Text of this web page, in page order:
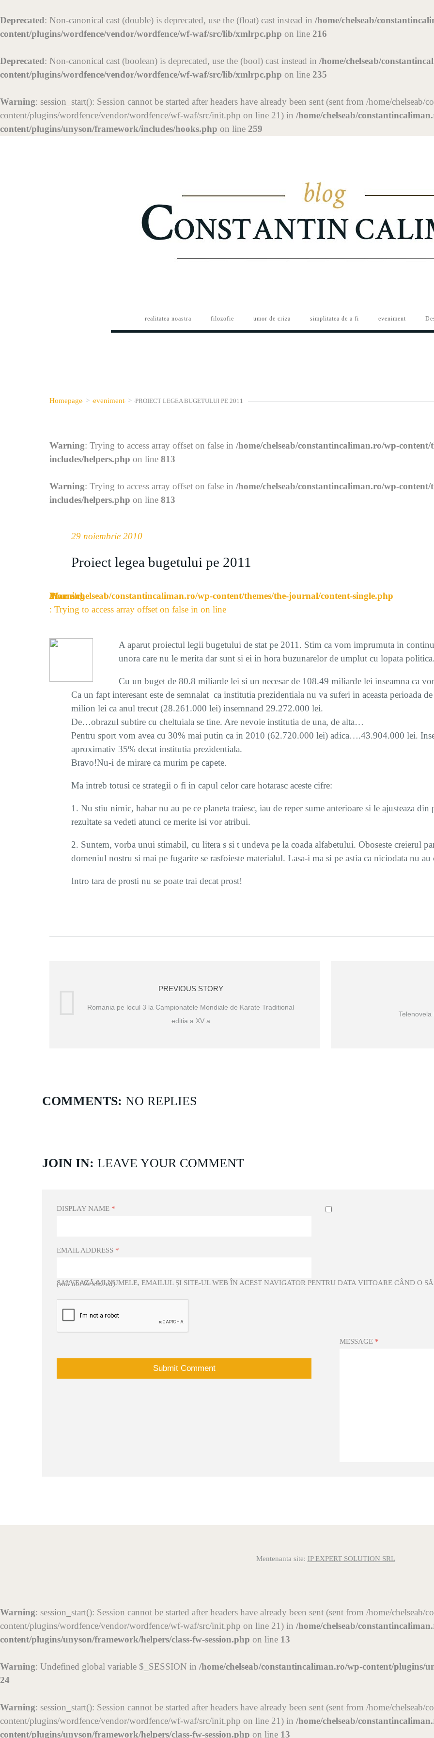
Deprecated: Non-canonical cast (double) is deprecated, use the (float) cast instead in /home/chelseab/
content/plugins/wordfence/vendor/wordfence/wf-waf/src/lib/xmlrpc.php on line 216
Deprecated: Non-canonical cast (boolean) is deprecated, use the (bool) cast instead in /home/chelseab/
content/plugins/wordfence/vendor/wordfence/wf-waf/src/lib/xmlrpc.php on line 235
Warning: session_start(): Session cannot be started after headers have already been sent (sent from /home/chelseab/
content/plugins/wordfence/vendor/wordfence/wf-waf/src/init.php on line 21) in /home/chelseab/
content/plugins/unyson/framework/includes/hooks.php on line 259
realitatea noastra filozofie umor de criza simplitatea de a fi eveniment
Homepage > eveniment > PROIECT LEGEA BUGETULUI PE 2011
Warning: Trying to access array offset on false in /home/chelseab/constantincaliman.ro/wp-
includes/helpers.php on line 813
Warning: Trying to access array offset on false in /home/chelseab/constantincaliman.ro/wp-
includes/helpers.php on line 813
29 noiembrie 2010
Proiect legea bugetului pe 2011
Warning
: Trying to access array offset on false in
/home/chelseab/constantincaliman.ro/wp-content/themes/the-journal/content-single.php
on line
21
A aparut proiectul legii bugetului de stat pe 2011. Stim ca vom imprumuta in
unora care nu le merita dar sunt si ei in hora buzunarelor de umplut cu lopata politica.
Cu un buget de 80.8 miliarde lei si un necesar de 108.49 miliarde lei inseamna ca
Ca un fapt interesant este de semnalat ca institutia prezidentiala nu va suferi in aceasta perioada
milion lei ca anul trecut (28.261.000 lei) insemnand 29.272.000 lei.
De…obrazul subtire cu cheltuiala se tine. Are nevoie institutia de una, de alta…
Pentru sport vom avea cu 30% mai putin ca in 2010 (62.720.000 lei) adica….43.904.000 lei.
aproximativ 35% decat institutia prezidentiala.
Bravo!Nu-i de mirare ca murim pe capete.
Ma intreb totusi ce strategii o fi in capul celor care hotarasc aceste cifre:
1. Nu stiu nimic, habar nu au pe ce planeta traiesc, iau de reper sume anterioare si le ajusteaza
rezultate sa vedeti atunci ce merite isi vor atribui.
2. Suntem, vorba unui stimabil, cu litera s si t undeva pe la coada alfabetului. Oboseste creierul
domeniul nostru si mai pe fugarite se rasfoieste materialul. Lasa-i ma si pe astia ca niciodata nu
Intro tara de prosti nu se poate trai decat prost!
PREVIOUS STORY
Romania pe locul 3 la Campionatele Mondiale de Karate Traditional
editia a XV a
COMMENTS: NO REPLIES
JOIN IN: LEAVE YOUR COMMENT
DISPLAY NAME *
EMAIL ADDRESS *
(will not be shared)
SALVEAZĂ-MI NUMELE, EMAILUL ȘI SITE-UL WEB ÎN ACEST NAVIGATOR PENTRU DATA VIITOARE CÂND O
MESSAGE *
Mentenanta site: IP EXPERT SOLUTION SRL
Warning: session_start(): Session cannot be started after headers have already been sent (sent from /home/chelseab/
content/plugins/wordfence/vendor/wordfence/wf-waf/src/init.php on line 21) in /home/chelseab/
content/plugins/unyson/framework/helpers/class-fw-session.php on line 13
Warning: Undefined global variable $_SESSION in /home/chelseab/constantincaliman.ro/wp-content/plugins/
24
Warning: session_start(): Session cannot be started after headers have already been sent (sent from /home/chelseab/
content/plugins/wordfence/vendor/wordfence/wf-waf/src/init.php on line 21) in /home/chelseab/
content/plugins/unyson/framework/helpers/class-fw-session.php on line 13